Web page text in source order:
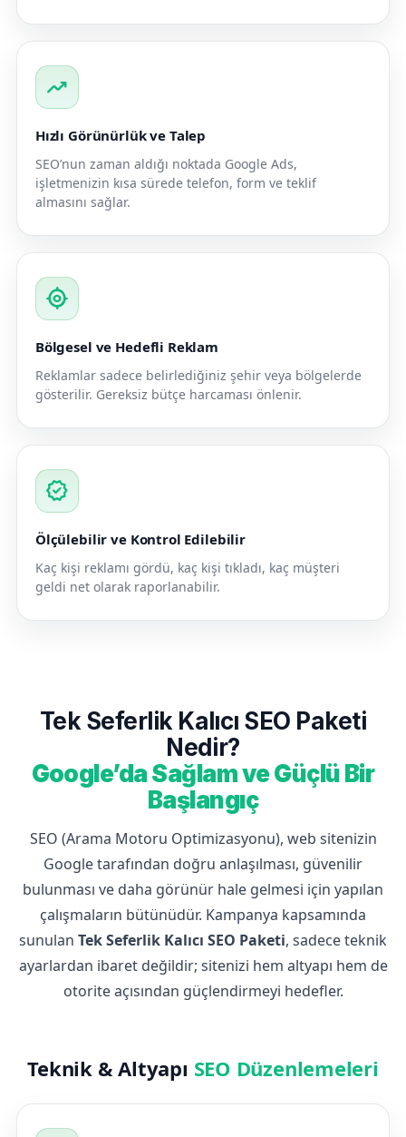
trending_up
Hızlı Görünürlük ve Talep
SEO’nun zaman aldığı noktada Google Ads,
işletmenizin kısa sürede telefon, form ve teklif
almasını sağlar.
my_location
Bölgesel ve Hedefli Reklam
Reklamlar sadece belirlediğiniz şehir veya bölgelerde
gösterilir. Gereksiz bütçe harcaması önlenir.
verified
Ölçülebilir ve Kontrol Edilebilir
Kaç kişi reklamı gördü, kaç kişi tıkladı, kaç müşteri
geldi net olarak raporlanabilir.
Tek Seferlik Kalıcı SEO Paketi
Nedir?
Google’da Sağlam ve Güçlü Bir
Başlangıç
SEO (Arama Motoru Optimizasyonu), web sitenizin
Google tarafından doğru anlaşılması, güvenilir
bulunması ve daha görünür hale gelmesi için yapılan
çalışmaların bütünüdür. Kampanya kapsamında
sunulan Tek Seferlik Kalıcı SEO Paketi, sadece teknik
ayarlardan ibaret değildir; sitenizi hem altyapı hem de
otorite açısından güçlendirmeyi hedefler.
Teknik & Altyapı SEO Düzenlemeleri